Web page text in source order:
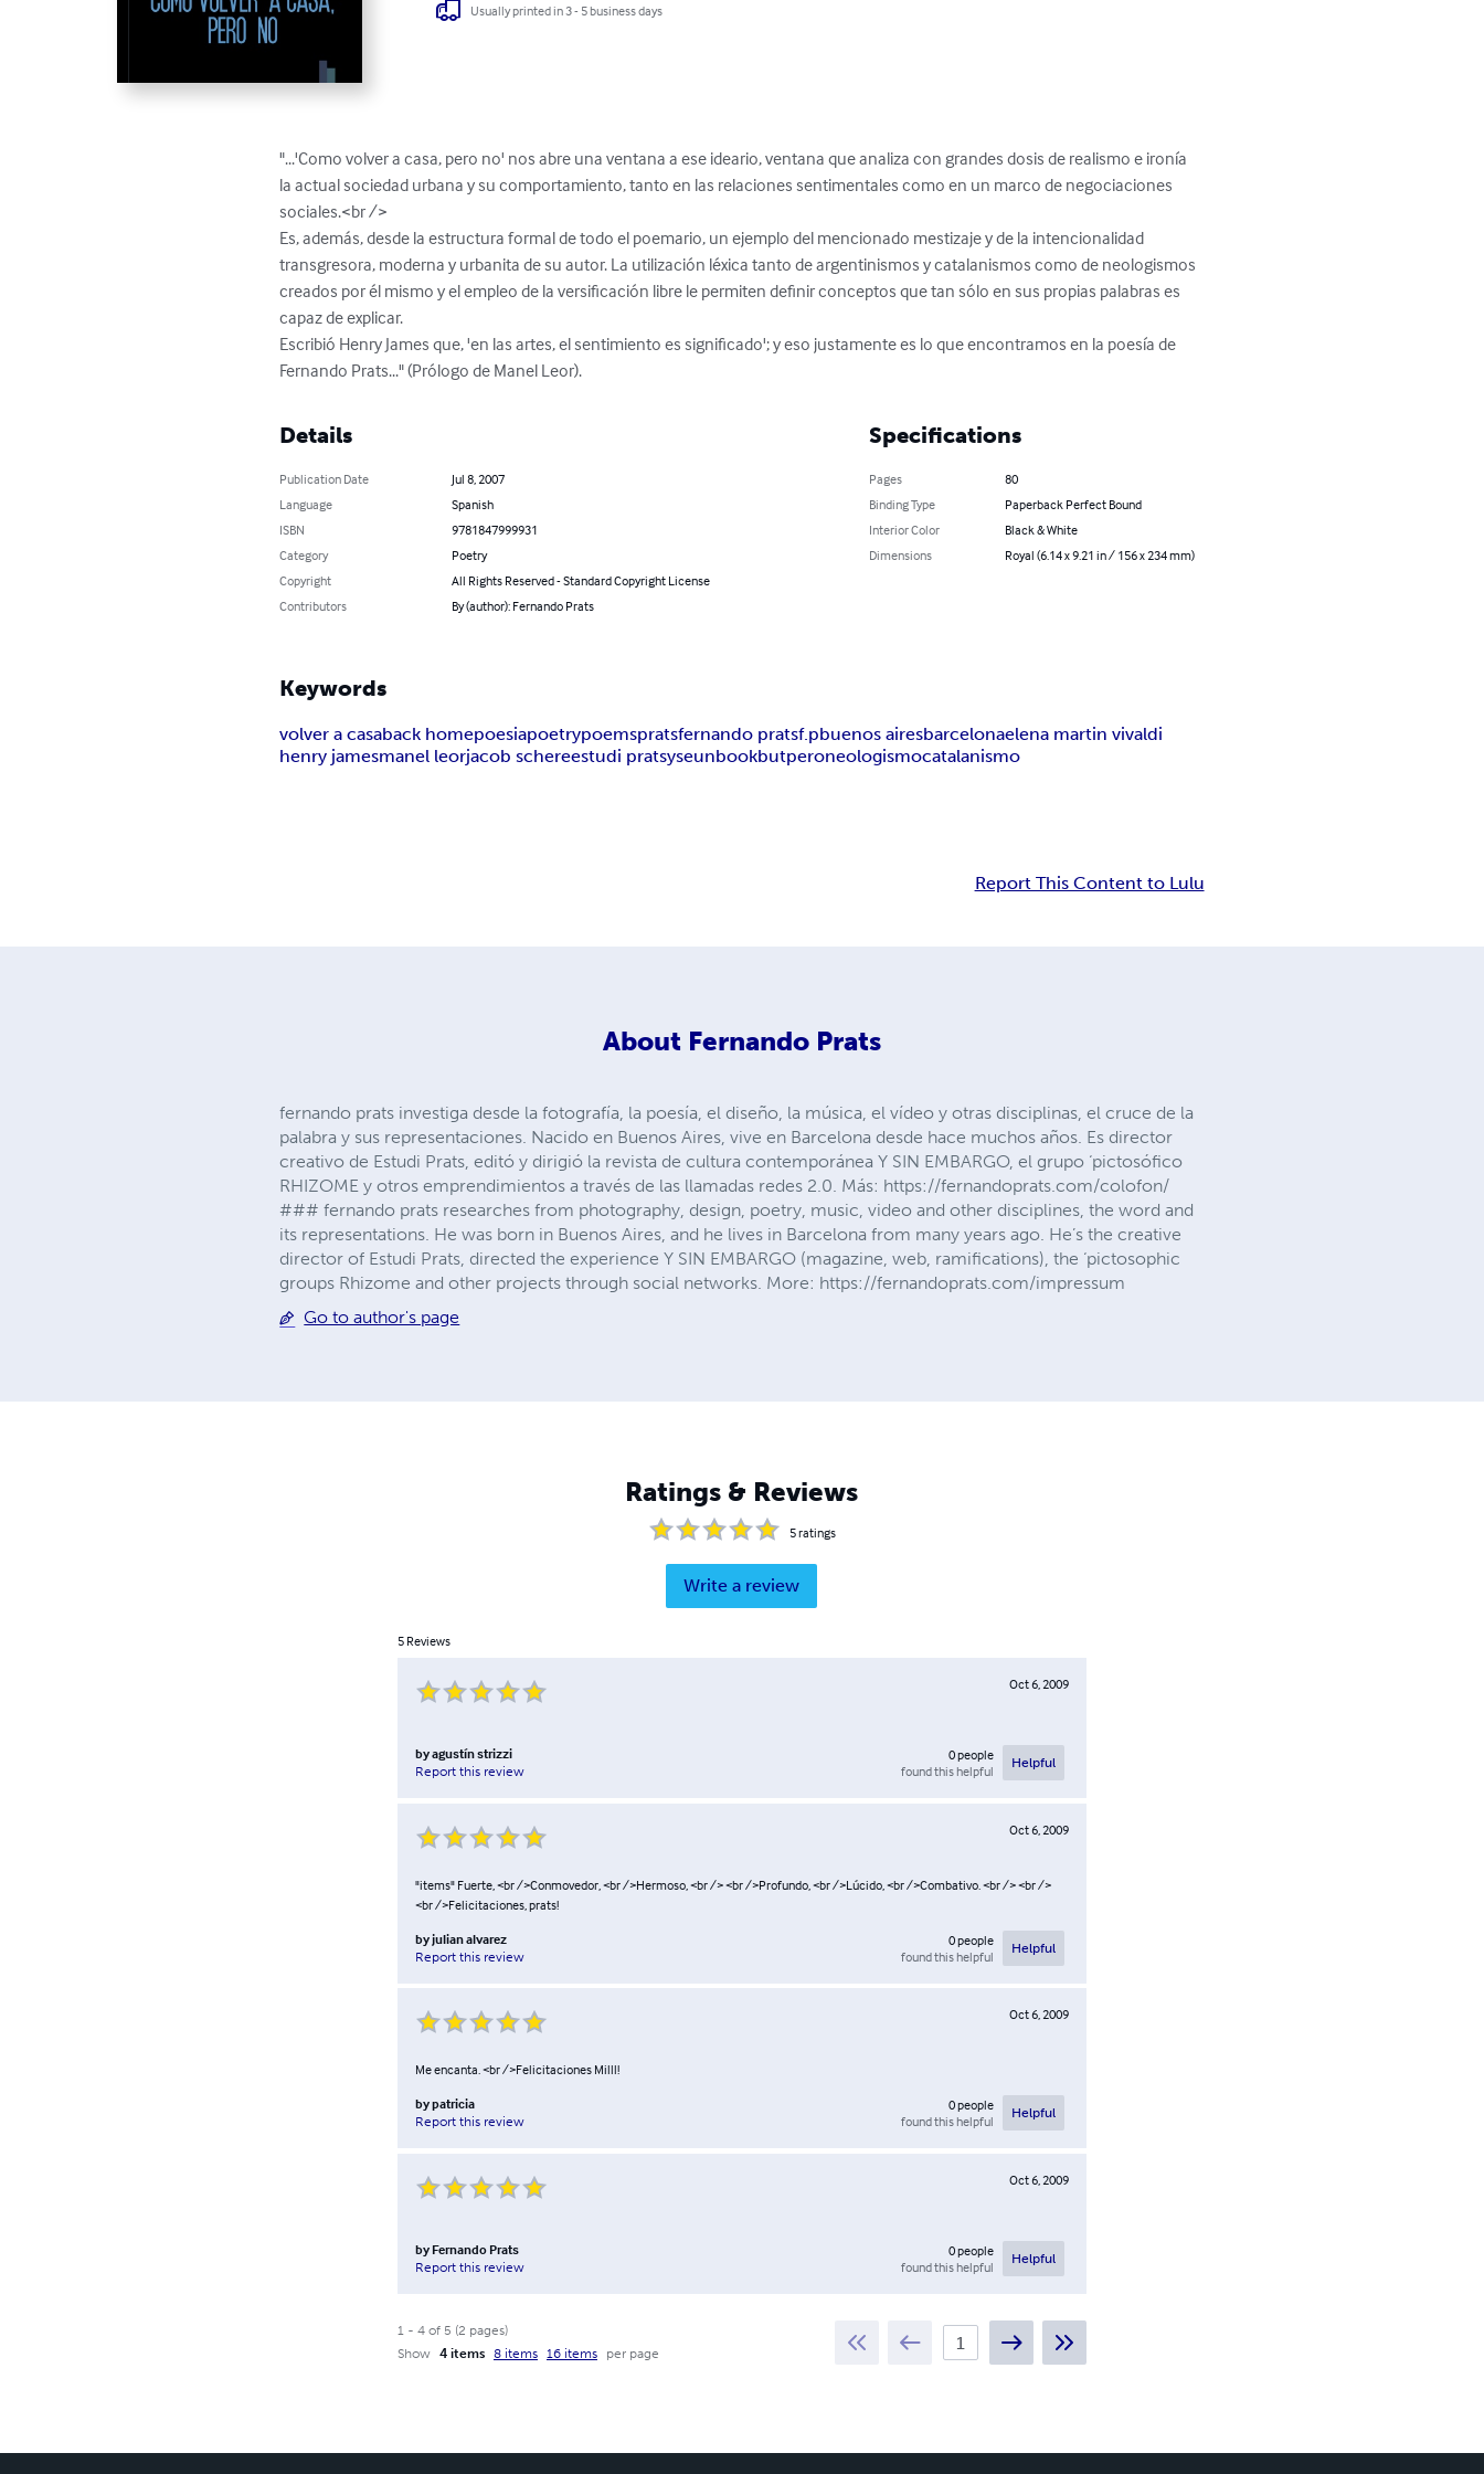
Usually printed in 3 - 5 business days
"...'Como volver a casa, pero no' nos abre una ventana a ese ideario, ventana que analiza con grandes dosis de realismo e ironía
la actual sociedad urbana y su comportamiento, tanto en las relaciones sentimentales como en un marco de negociaciones
sociales.<br />
Es, además, desde la estructura formal de todo el poemario, un ejemplo del mencionado mestizaje y de la intencionalidad
transgresora, moderna y urbanita de su autor. La utilización léxica tanto de argentinismos y catalanismos como de neologismos
creados por él mismo y el empleo de la versificación libre le permiten definir conceptos que tan sólo en sus propias palabras es
capaz de explicar.
Escribió Henry James que, 'en las artes, el sentimiento es significado'; y eso justamente es lo que encontramos en la poesía de
Fernando Prats..." (Prólogo de Manel Leor).
Details
Publication Date
Jul 8, 2007
Language
Spanish
ISBN
9781847999931
Category
Poetry
Copyright
All Rights Reserved - Standard Copyright License
Contributors
By (author): Fernando Prats
Specifications
Pages
80
Binding Type
Paperback Perfect Bound
Interior Color
Black & White
Dimensions
Royal (6.14 x 9.21 in / 156 x 234 mm)
Keywords
volver a casaback homepoesiapoetrypoemspratsfernando pratsf.pbuenos airesbarcelonaelena martin vivaldi
henry jamesmanel leorjacob schereestudi pratsyseunbookbutperoneologismocatalanismo
Report This Content to Lulu
About Fernando Prats
fernando prats investiga desde la fotografía, la poesía, el diseño, la música, el vídeo y otras disciplinas, el cruce de la
palabra y sus representaciones. Nacido en Buenos Aires, vive en Barcelona desde hace muchos años. Es director
creativo de Estudi Prats, editó y dirigió la revista de cultura contemporánea Y SIN EMBARGO, el grupo ‘pictosófico
RHIZOME y otros emprendimientos a través de las llamadas redes 2.0. Más: https://fernandoprats.com/colofon/
### fernando prats researches from photography, design, poetry, music, video and other disciplines, the word and
its representations. He was born in Buenos Aires, and he lives in Barcelona from many years ago. He’s the creative
director of Estudi Prats, directed the experience Y SIN EMBARGO (magazine, web, ramifications), the ‘pictosophic
groups Rhizome and other projects through social networks. More: https://fernandoprats.com/impressum
Go to author's page
Ratings & Reviews
5ratings
Write a review
5 Reviews
Oct 6, 2009
byagustín strizzi
Report this review
0people
found this helpful
Helpful
Oct 6, 2009
"items" Fuerte, <br />Conmovedor, <br />Hermoso, <br /> <br />Profundo, <br />Lúcido, <br />Combativo. <br /> <br />
<br />Felicitaciones, prats!
by julian alvarez
Report this review
0people
found this helpful
Helpful
Oct 6, 2009
Me encanta. <br />Felicitaciones Milll!
bypatricia
Report this review
0people
found this helpful
Helpful
Oct 6, 2009
by Fernando Prats
Report this review
0people
found this helpful
Helpful
1- 4 of 5 (2 pages)
Show 4 items 8 items 16 items per page